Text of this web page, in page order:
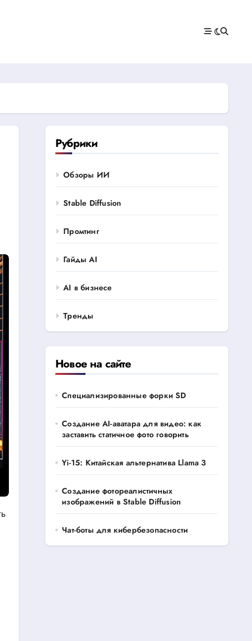
Рубрики
Обзоры ИИ
Stable Diffusion
Промтинг
Гайды AI
AI в бизнесе
Тренды
Новое на сайте
Специализированные форки SD
Создание AI-аватара для видео: как
заставить статичное фото говорить
Yi-15: Китайская альтернатива Llama 3
Создание фотореалистичных
изображений в Stable Diffusion
Чат-боты для кибербезопасности